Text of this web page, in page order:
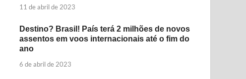
11 de abril de 2023
Destino? Brasil! País terá 2 milhões de novos
assentos em voos internacionais até o fim do
ano
6 de abril de 2023